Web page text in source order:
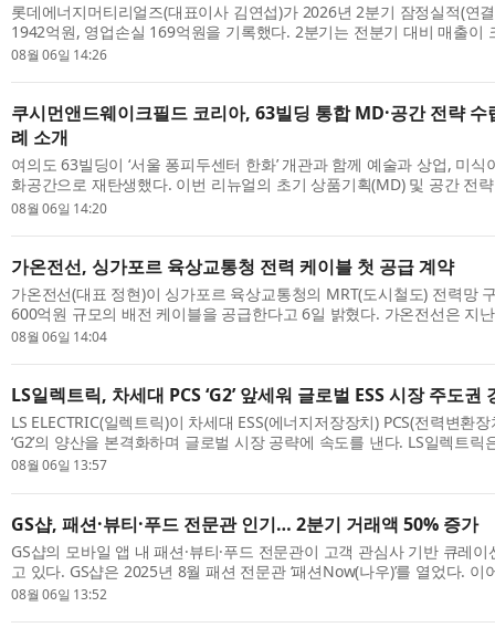
롯데에너지머티리얼즈(대표이사 김연섭)가 2026년 2분기 잠정실적(연
1942억원, 영업손실 169억원을 기록했다. 2분기는 전분기 대비 매출이
장 큰 개선 포인트다. 부채비율은 31.5%, 차입금비율은 18%를 유지하
08월 06일 14:26
쿠시먼앤드웨이크필드 코리아, 63빌딩 통합 MD·공간 전략 수
례 소개
여의도 63빌딩이 ‘서울 퐁피두센터 한화’ 개관과 함께 예술과 상업, 미
화공간으로 재탄생했다. 이번 리뉴얼의 초기 상품기획(MD) 및 공간 전
드웨이크필드 코리아(Cushman & Wakefield Korea)가 컨설팅 당시의
08월 06일 14:20
가온전선, 싱가포르 육상교통청 전력 케이블 첫 공급 계약
가온전선(대표 정현)이 싱가포르 육상교통청의 MRT(도시철도) 전력망
600억원 규모의 배전 케이블을 공급한다고 6일 밝혔다. 가온전선은 지
등록 후 첫 수주를 확보하며, 향후 MRT를 비롯한 공공 배전 프로젝트
08월 06일 14:04
LS일렉트릭, 차세대 PCS ‘G2’ 앞세워 글로벌 ESS 시장 주도권
LS ELECTRIC(일렉트릭)이 차세대 ESS(에너지저장장치) PCS(전력변환
‘G2’의 양산을 본격화하며 글로벌 시장 공략에 속도를 낸다. LS일렉트릭
안사업장 DC팩토리에서 구자균 회장을 비롯한 임직원 및 관계자들이 참
08월 06일 13:57
GS샵, 패션·뷰티·푸드 전문관 인기… 2분기 거래액 50% 증가
GS샵의 모바일 앱 내 패션·뷰티·푸드 전문관이 고객 관심사 기반 큐레
고 있다. GS샵은 2025년 8월 패션 전문관 ‘패션Now(나우)’를 열었다.
문관 ‘뷰티#(샵)’과 식품 전문관 ‘맛있는 발견’을 추가로 열며 3개 전문관
08월 06일 13:52